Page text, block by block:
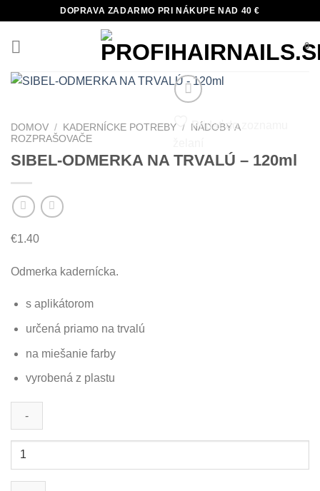
content
DOPRAVA ZADARMO PRI NÁKUPE NAD 40 €
0
Pridať do zoznamu
DOMOV / KADERNÍCKE POTREBY /
NÁDOBY A
ROZPRAŠOVAČE
SIBEL-ODMERKA NA TRVALÚ – 120ml
€1.40
Odmerka kadernícka.
s aplikátorom
určená priamo na trvalú
na miešanie farby
vyrobená z plastu
množstvo
ODMERKA